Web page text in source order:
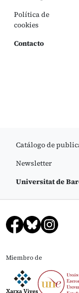
Política de
cookies
Contacto
Catálogo de
Newsletter
Universitat de
Miembro de